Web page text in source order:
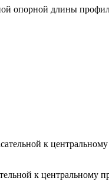
опорной длины
к
к центральному